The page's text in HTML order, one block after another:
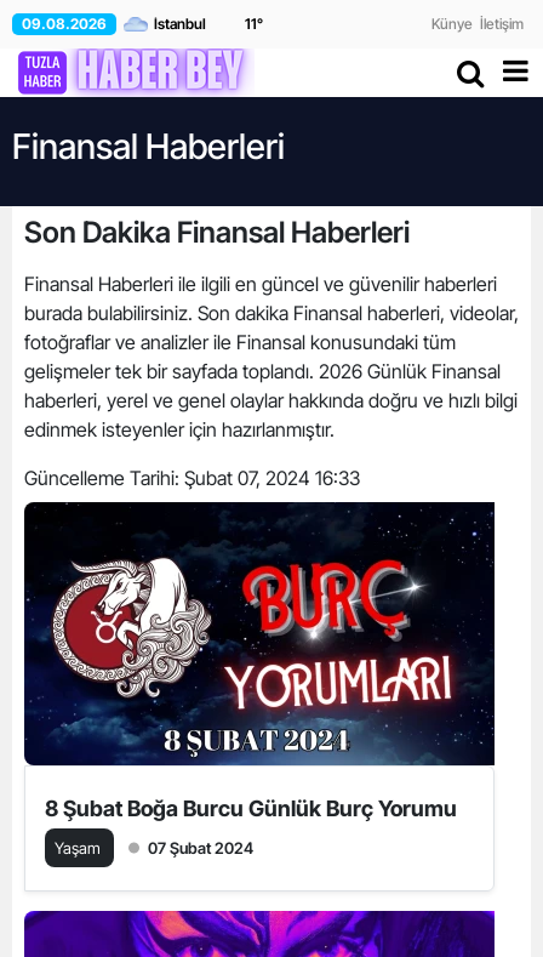
09.08.2026 11° Künye İletişim
Finansal Haberleri
Son Dakika Finansal Haberleri
Finansal Haberleri ile ilgili en güncel ve güvenilir haberleri
burada bulabilirsiniz. Son dakika Finansal haberleri, videolar,
fotoğraflar ve analizler ile Finansal konusundaki tüm
gelişmeler tek bir sayfada toplandı. 2026 Günlük Finansal
haberleri, yerel ve genel olaylar hakkında doğru ve hızlı bilgi
edinmek isteyenler için hazırlanmıştır.
Güncelleme Tarihi: Şubat 07, 2024 16:33
8 Şubat Boğa Burcu Günlük Burç Yorumu
Yaşam 07 Şubat 2024